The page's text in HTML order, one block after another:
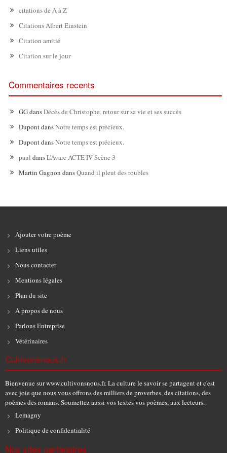
citations de A à Z
Citations Albert Einstein
Citation amitié
Citation sur le jour
Commentaires recents
GGdansDécès de Christophe, retour sur sa vie et ses succès
DupontdansNotre temps est précieux.
DupontdansNotre temps est précieux.
paul dansL’Avare ACTE IV Scène 3
Martin Gagnon dansQuand il pleut des roubles
Ajouter votre poème
Liens utiles
Nous contacter
Mentions légales
Plan du site
A propos de nous
Parlons Entreprise
Vétérinaires
Cultivonsnous.fr
Bienvenue sur www.cultivonsnous.fr. La culture le savoir se partagent et c'est
avec joie que nous vous offrons des milliers de proverbes, des citations, des
poèmes des romans. Soumettez aussi vos textes vos poèmes, aux lecteurs.
Lemagny
Politique de confidentialité
Nos sites partenaires